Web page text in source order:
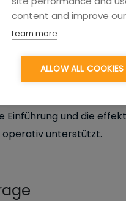
der Digitalen
Einführung und die
unterstützt.
content and improve
Learn more
ALLOW ALL COOKIES